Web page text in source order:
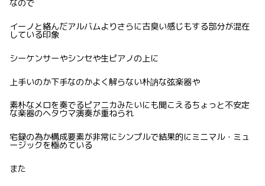
なので
イーノと絡んだアルバムよりさらに古臭い感じもする部分が混在
している印象
シーケンサーやシンセや生ピアノの上に
上手いのか下手なのかよく解らない朴訥な弦楽器や
素朴なメロを奏でるピアニカみたいにも聞こえるちょっと不安定
な楽器のヘタウマ演奏が重ねられ
宅録の為か構成要素が非常にシンプルで結果的にミニマル・ミュ
ージックを極めている
また